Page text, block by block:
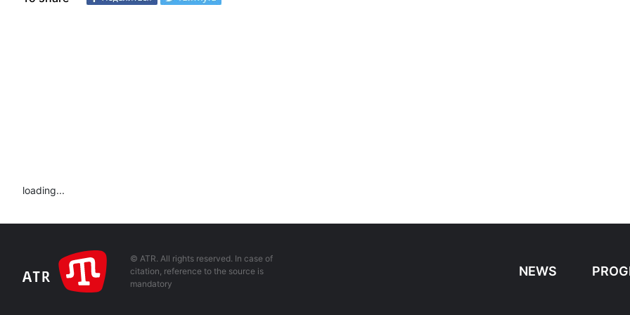
loading...
© ATR. All rights reserved. In case of
citation, reference to the source is
mandatory
NEWS